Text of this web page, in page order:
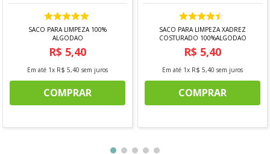
SACO PARA LIMPEZA 100%
ALGODAO
R$ 5,40
Em até 1x R$ 5,40 sem juros
COMPRAR
SACO PARA LIMPEZA XADREZ
COSTURADO 100%ALGODAO
R$ 5,40
Em até 1x R$ 5,40 sem juros
COMPRAR